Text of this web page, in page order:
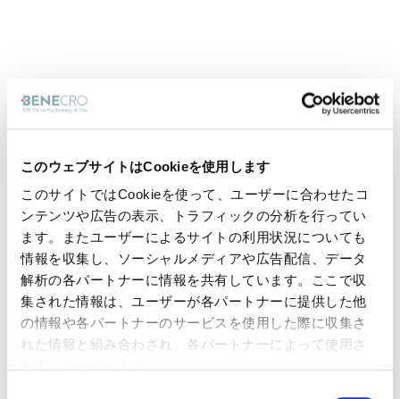
このウェブサイトはCookieを使用します
このサイトではCookieを使って、ユーザーに合わせたコ
ンテンツや広告の表示、トラフィックの分析を行ってい
ます。またユーザーによるサイトの利用状況についても
情報を収集し、ソーシャルメディアや広告配信、データ
解析の各パートナーに情報を共有しています。ここで収
集された情報は、ユーザーが各パートナーに提供した他
の情報や各パートナーのサービスを使用した際に収集さ
れた情報と組み合わされ、各パートナーによって使用さ